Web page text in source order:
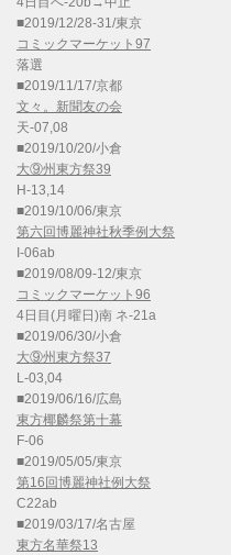
■2019/12/28-31/東京
コミックマーケット97
落選
■2019/11/17/京都
文々。新聞友の会
天-07,08
■2019/10/20/小倉
大⑨州東方祭39
H-13,14
■2019/10/06/東京
第六回博麗神社秋季例大祭
I-06ab
■2019/08/09-12/東京
コミックマーケット96
4日目(月曜日)南 ネ-21a
■2019/06/30/小倉
大⑨州東方祭37
L-03,04
■2019/06/16/広島
東方椰麟祭第十幕
F-06
■2019/05/05/東京
第16回博麗神社例大祭
C22ab
■2019/03/17/名古屋
東方名華祭13